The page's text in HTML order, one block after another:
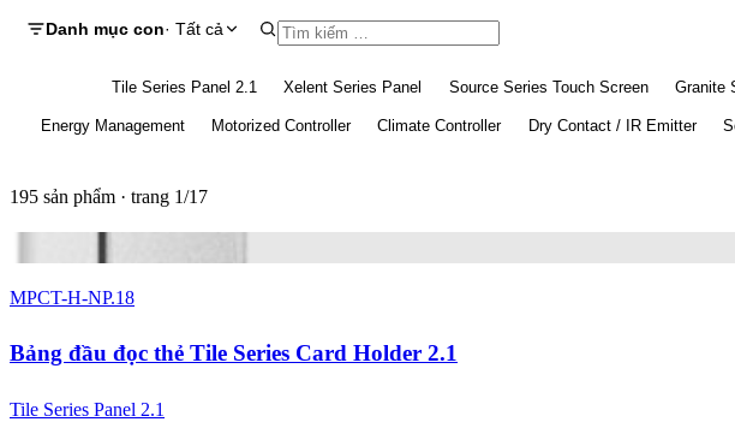
Danh mục con· Tất cả
Tile Series Panel 2.1 Xelent Series Panel Source Series Touch Screen Granite
Energy Management Motorized Controller Climate Controller Dry Contact / IR Emitter
195 sản phẩm · trang 1/17
MPCT-H-NP.18
Bảng đầu đọc thẻ Tile Series Card Holder 2.1
Tile Series Panel 2.1